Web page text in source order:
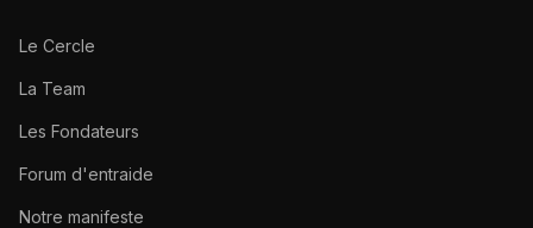
Le Cercle
La Team
Les Fondateurs
Forum d'entraide
Notre manifeste